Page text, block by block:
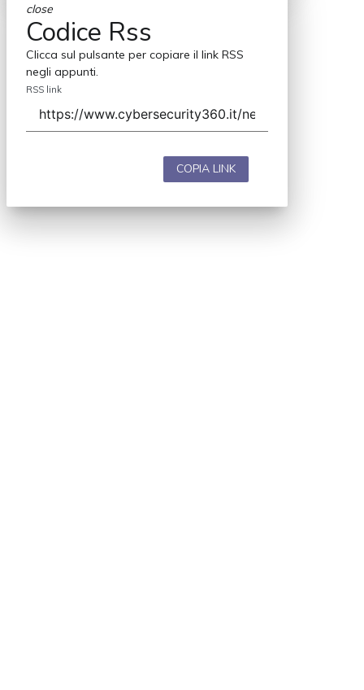
close
Codice Rss
Clicca sul pulsante per copiare il link RSS
negli appunti.
RSS link
COPIA LINK